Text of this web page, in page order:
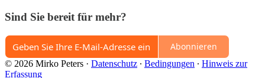
Sind Sie bereit für mehr?
Abonnieren
© 2026 Mirko Peters · Datenschutz ∙ Bedingungen ∙ Hinweis zur
Erfassung